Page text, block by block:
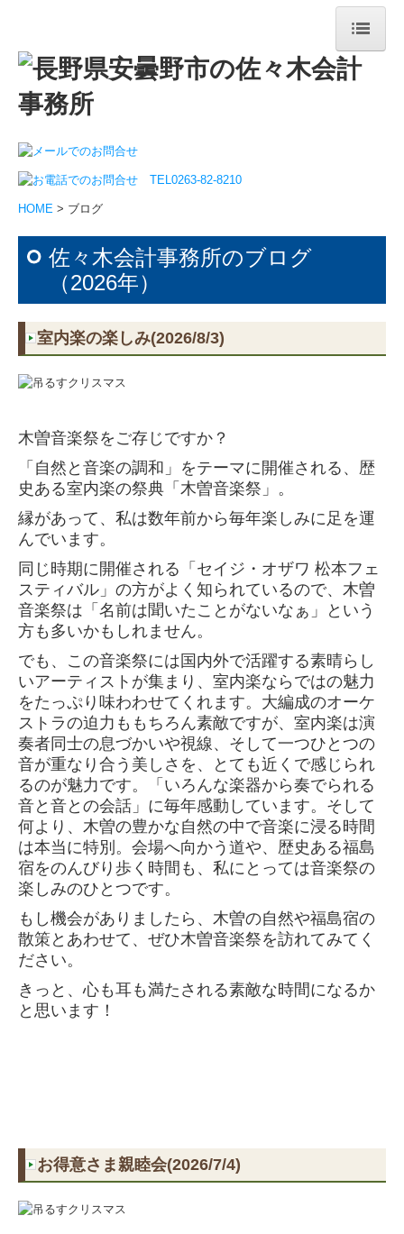
HOME
事務所案内
事務所の特長
交通案内
採用情報
スタッフインタビュー
研修制度
採用応募フォーム
経営者お役立ち情報
相続・贈与無料相談のご案内
相続・贈与無料相談のご案内 のコピー
HOME > ブログ
佐々木会計事務所のブログ
（2026年）
室内楽の楽しみ(2026/8/3)
木曽音楽祭をご存じですか？
「自然と音楽の調和」をテーマに開催される、歴
史ある室内楽の祭典「木曽音楽祭」。
縁があって、私は数年前から毎年楽しみに足を運
んでいます。
同じ時期に開催される「セイジ・オザワ 松本フェ
スティバル」の方がよく知られているので、木曽
音楽祭は「名前は聞いたことがないなぁ」という
方も多いかもしれません。
でも、この音楽祭には国内外で活躍する素晴らし
いアーティストが集まり、室内楽ならではの魅力
をたっぷり味わわせてくれます。大編成のオーケ
ストラの迫力ももちろん素敵ですが、室内楽は演
奏者同士の息づかいや視線、そして一つひとつの
音が重なり合う美しさを、とても近くで感じられ
るのが魅力です。「いろんな楽器から奏でられる
音と音との会話」に毎年感動しています。そして
何より、木曽の豊かな自然の中で音楽に浸る時間
は本当に特別。会場へ向かう道や、歴史ある福島
宿をのんびり歩く時間も、私にとっては音楽祭の
楽しみのひとつです。
もし機会がありましたら、木曽の自然や福島宿の
散策とあわせて、ぜひ木曽音楽祭を訪れてみてく
ださい。
きっと、心も耳も満たされる素敵な時間になるか
と思います！
お得意さま親睦会(2026/7/4)